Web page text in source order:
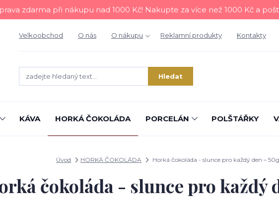
zdarma při nákupu nad 1000 Kč! Nakupte za více než 1000 Kč a
Velkoobchod O nás O nákupu Reklamní produkty Kontakty
Hledat
KÁVA HORKÁ ČOKOLÁDA PORCELÁN POLŠTÁŘKY
Úvod HORKÁ ČOKOLÁDA Horká čokoláda - slunce pro každý den – 50g
čokoláda - slunce pro každý